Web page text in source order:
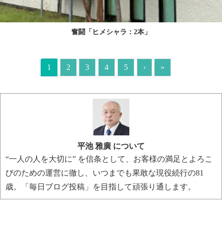
奮闘「ヒメシャラ：2本」
1 2 3 4 5 › »
平池 雅廣 について
“一人の人を大切に” を信条として、お客様の満足とよろこ
びのための運営に徹し、いつまでも果敢な現役続行の81
歳。「毎日ブログ投稿」を目指して頑張り通します。